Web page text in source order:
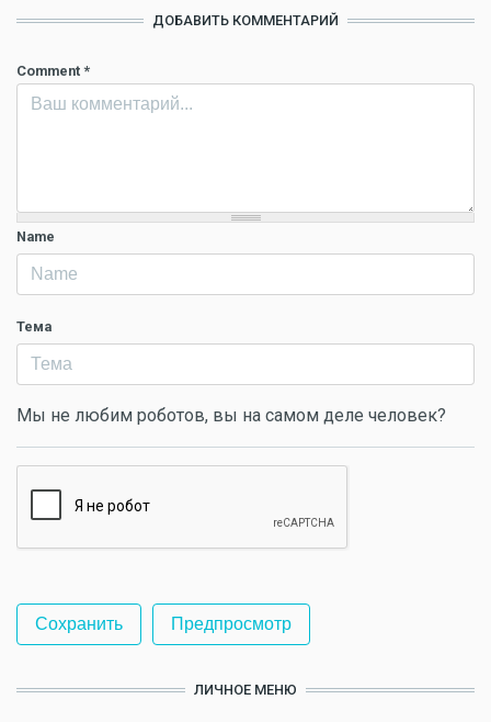
ДОБАВИТЬ КОММЕНТАРИЙ
Comment *
Name
Тема
Мы не любим роботов, вы на самом деле человек?
ЛИЧНОЕ МЕНЮ